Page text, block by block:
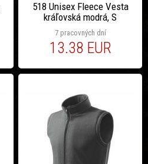
518 Unisex Fleece Vesta
kráľovská modrá, S
7 pracovných dní
13.38 EUR